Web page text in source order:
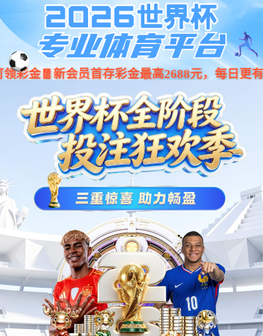
股票
代码 001266
汽车电子
智驾类
电子后视镜